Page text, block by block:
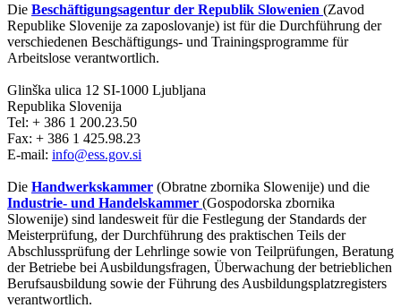
Die Beschäftigungsagentur der Republik Slowenien (Zavod
Republike Slovenije za zaposlovanje) ist für die Durchführung der
verschiedenen Beschäftigungs- und Trainingsprogramme für
Arbeitslose verantwortlich.
Glinška ulica 12 SI-1000 Ljubljana
Republika Slovenija
Tel: + 386 1 200.23.50
Fax: + 386 1 425.98.23
E-mail: info@ess.gov.si
Die Handwerkskammer (Obratne zbornika Slowenije) und die
Industrie- und Handelskammer (Gospodorska zbornika
Slowenije) sind landesweit für die Festlegung der Standards der
Meisterprüfung, der Durchführung des praktischen Teils der
Abschlussprüfung der Lehrlinge sowie von Teilprüfungen, Beratung
der Betriebe bei Ausbildungsfragen, Überwachung der betrieblichen
Berufsausbildung sowie der Führung des Ausbildungsplatzregisters
verantwortlich.